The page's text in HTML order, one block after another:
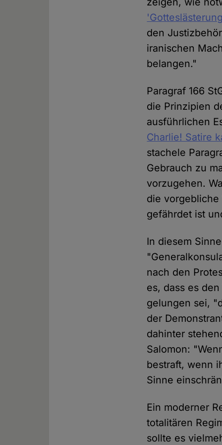
den
iranischen
belangen."
Paragraf 166
die Prinzipien
ausführlichen
Charlie! Satire
stachele
Gebrauch zu
vorzugehen.
die
gefährdet ist
In diesem
nach den
es, dass es
gelungen sei,
der
dahinter
Salomon:
bestraft, wenn
Sinne
Ein moderner
totalitären
sollte es